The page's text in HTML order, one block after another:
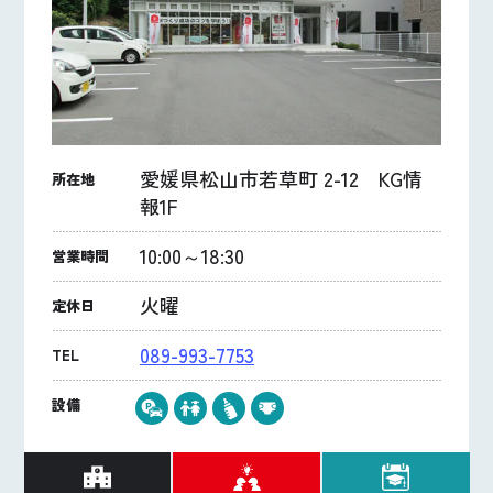
所在地
愛媛県松山市若草町 2-12 KG情
報1F
営業時間 10:00～18:30
定休日 火曜
TEL 089-993-7753
設備